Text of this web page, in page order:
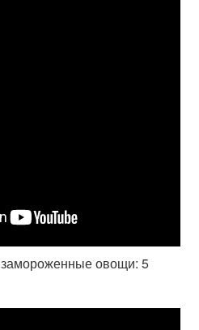
замороженные овощи: 5